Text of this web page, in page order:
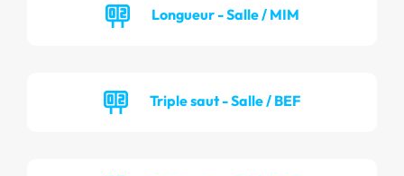
Longueur - Salle / MIM
Triple saut - Salle / BEF